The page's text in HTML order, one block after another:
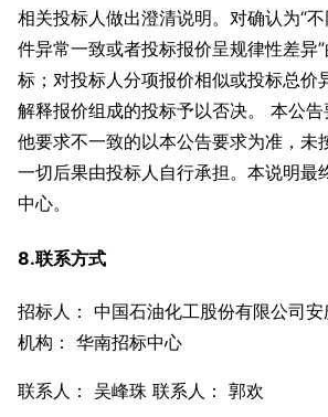
相关投标人做出澄清说明。对确认为“
件异常一致或者投标报价呈规律性差异
标；对投标人分项报价相似或投标总价
解释报价组成的投标予以否决。 本公
他要求不一致的以本公告要求为准，未
一切后果由投标人自行承担。本说明最
中心。
8.联系方式
招标人： 中国石油化工股份有限公司
机构： 华南招标中心
联系人： 吴峰珠 联系人： 郭欢